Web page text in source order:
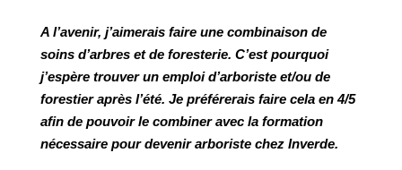
A l’avenir, j’aimerais faire une combinaison de
soins d’arbres et de foresterie. C’est pourquoi
j’espère trouver un emploi d’arboriste et/ou de
forestier après l’été. Je préférerais faire cela en 4/5
afin de pouvoir le combiner avec la formation
nécessaire pour devenir arboriste chez Inverde.